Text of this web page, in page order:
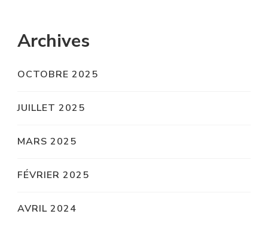
Archives
OCTOBRE 2025
JUILLET 2025
MARS 2025
FÉVRIER 2025
AVRIL 2024